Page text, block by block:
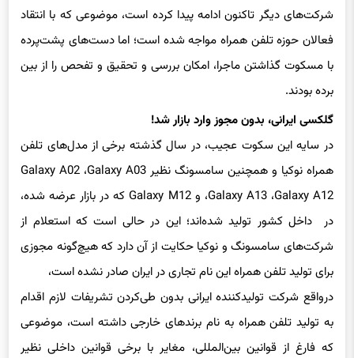
شرکت‌های دیگر تاکنون ادامه پیدا کرده است، موضوعی که با انتقاد
فعالان حوزه تلفن همراه مواجه شده است؛ اما دست‌های پشت‌پرده
با مسکوت گذاشتن ماجرا، امکان بررسی و تحقیق و تفحص را از بین
برده بودند.
گلکسی ایرانی، بدون مجوز وارد بازار شد!
در سایه این سکوت عجیب، در سال گذشته برخی از مدل‌های تلفن
همراه نوکیا و همچنین سامسونگ نظیر Galaxy A02 ،Galaxy A03
،Galaxy A13 ،Galaxy A12 و Galaxy M12 که در بازار عرضه شده،
در داخل کشور تولید شده‌اند؛ این در حالی است که استعلام از
شرکت‌های سامسونگ و نوکیا حکایت از آن دارد که هیچ‌گونه مجوزی
برای تولید تلفن همراه این نام تجاری در ایران صادر نشده است،
درواقع شرکت تولیدکننده ایرانی بدون طی‌کردن تشریفات لازم اقدام
به تولید تلفن همراه به نام برندهای خارجی داشته است، موضوعی
که فارغ از قوانین بین‌المللی، مغایر با برخی قوانین داخلی نظیر